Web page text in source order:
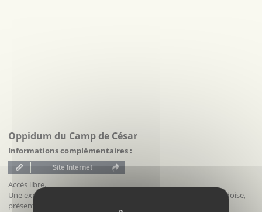
Oppidum du Camp de César
Informations complémentaires :
Accès libre.
Une exposition permanente, au cœur du village de Laudun-l'Ardoise,
présente les objets les plus significatifs issus des fouilles.